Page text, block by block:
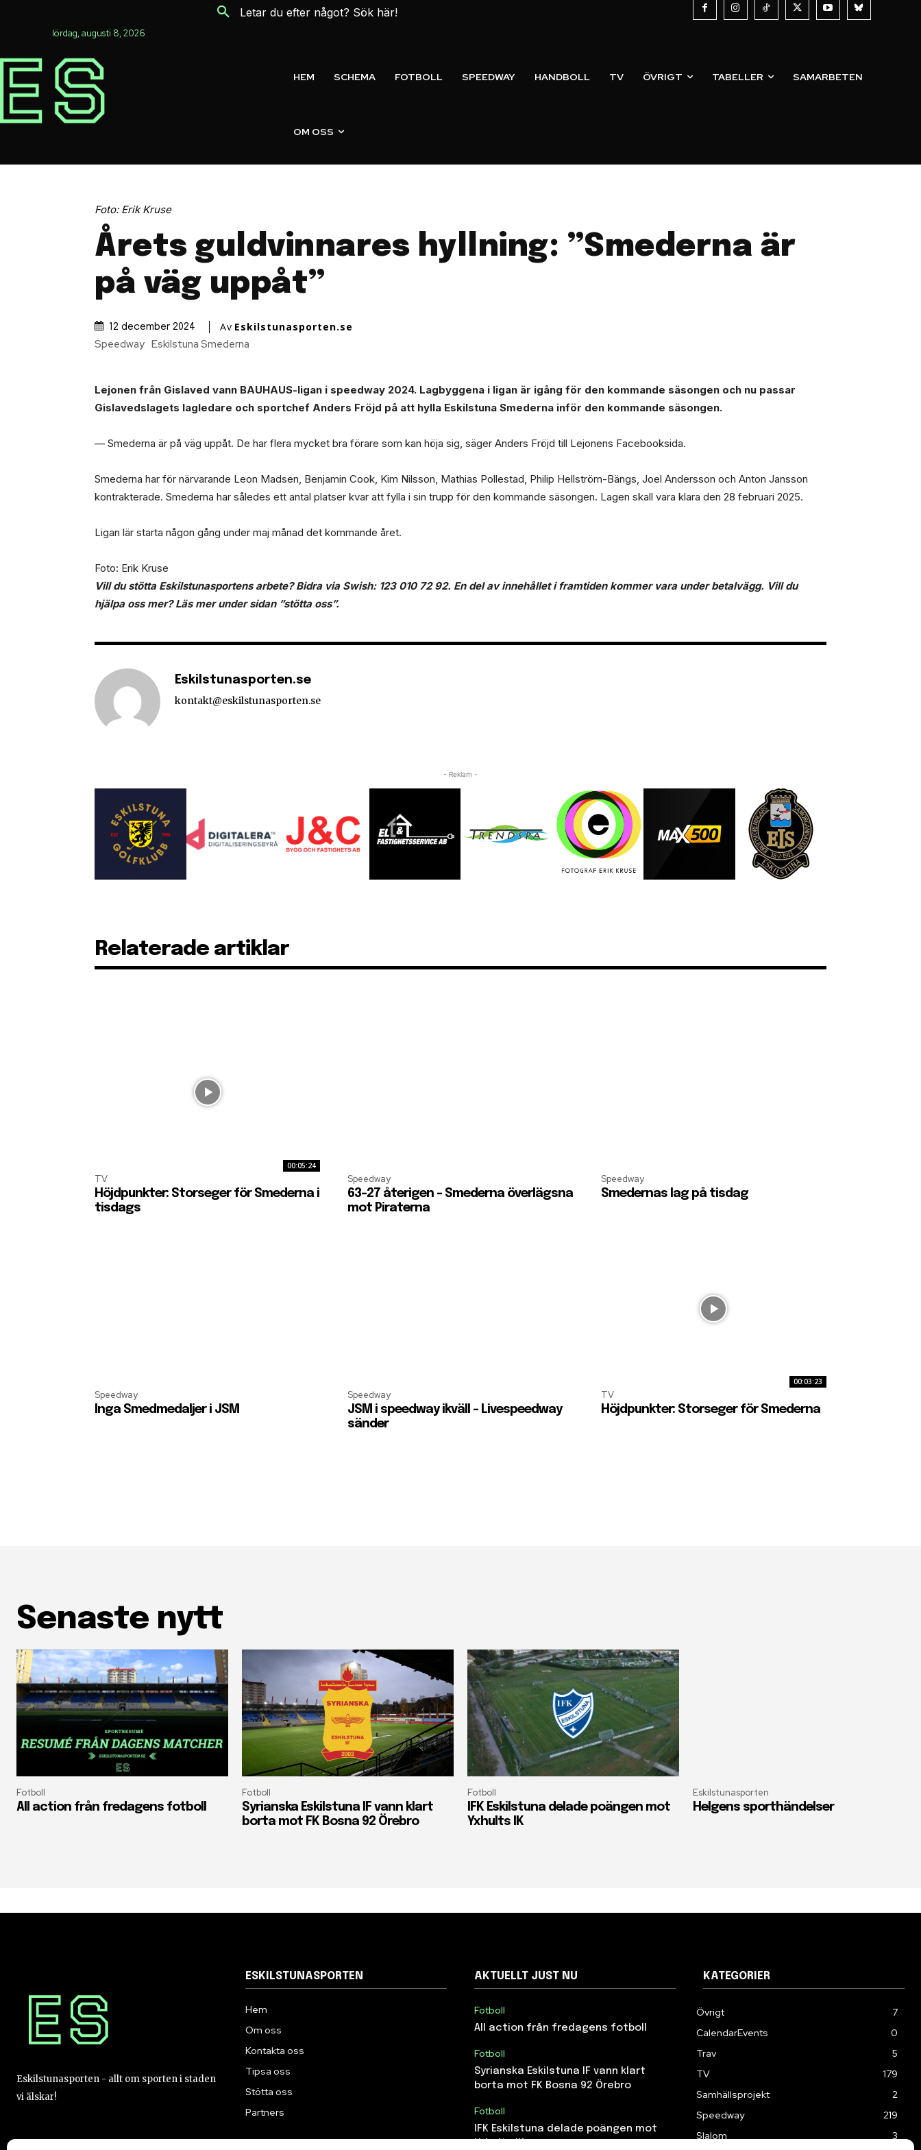
lördag, augusti 8, 2026
Letar du efter något? Sök här!
HEM SCHEMA FOTBOLL SPEEDWAY HANDBOLL TV ÖVRIGT TABELLER SAMARBETEN
OM OSS
Foto: Erik Kruse
Årets guldvinnares hyllning: ”Smederna är
på väg uppåt”
12 december 2024 Av Eskilstunasporten.se
Speedway Eskilstuna Smederna
Lejonen från Gislaved vann BAUHAUS-ligan i speedway 2024. Lagbyggena i ligan är igång för den kommande säsongen och nu passar
Gislavedslagets lagledare och sportchef Anders Fröjd på att hylla Eskilstuna Smederna inför den kommande säsongen.
— Smederna är på väg uppåt. De har flera mycket bra förare som kan höja sig, säger Anders Fröjd till Lejonens Facebooksida.
Smederna har för närvarande Leon Madsen, Benjamin Cook, Kim Nilsson, Mathias Pollestad, Philip Hellström-Bängs, Joel Andersson och Anton Jansson
kontrakterade. Smederna har således ett antal platser kvar att fylla i sin trupp för den kommande säsongen. Lagen skall vara klara den 28 februari 2025.
Ligan lär starta någon gång under maj månad det kommande året.
Foto: Erik Kruse
Vill du stötta Eskilstunasportens arbete? Bidra via Swish: 123 010 72 92. En del av innehållet i framtiden kommer vara under betalvägg. Vill du
hjälpa oss mer? Läs mer under sidan ”stötta oss”.
Eskilstunasporten.se
kontakt@eskilstunasporten.se
- Reklam -
Relaterade artiklar
00:05:24
TV
Höjdpunkter: Storseger för Smederna i
tisdags
Speedway
63-27 återigen – Smederna överlägsna
mot Piraterna
Speedway
Smedernas lag på tisdag
Speedway
Inga Smedmedaljer i JSM
Speedway
JSM i speedway ikväll – Livespeedway
sänder
00:03:23
TV
Höjdpunkter: Storseger för Smederna
Senaste nytt
Fotboll
All action från fredagens fotboll
Fotboll
Syrianska Eskilstuna IF vann klart
borta mot FK Bosna 92 Örebro
Fotboll
IFK Eskilstuna delade poängen mot
Yxhults IK
Eskilstunasporten
Helgens sporthändelser
Eskilstunasporten - allt om sporten i staden
vi älskar!
ESKILSTUNASPORTEN
Hem
Om oss
Kontakta oss
Tipsa oss
Stötta oss
Partners
AKTUELLT JUST NU
Fotboll
All action från fredagens fotboll
Fotboll
Syrianska Eskilstuna IF vann klart
borta mot FK Bosna 92 Örebro
Fotboll
IFK Eskilstuna delade poängen mot
KATEGORIER
Övrigt
7
CalendarEvents
0
Trav
5
TV
179
Samhällsprojekt
2
Speedway
219
Slalom
3